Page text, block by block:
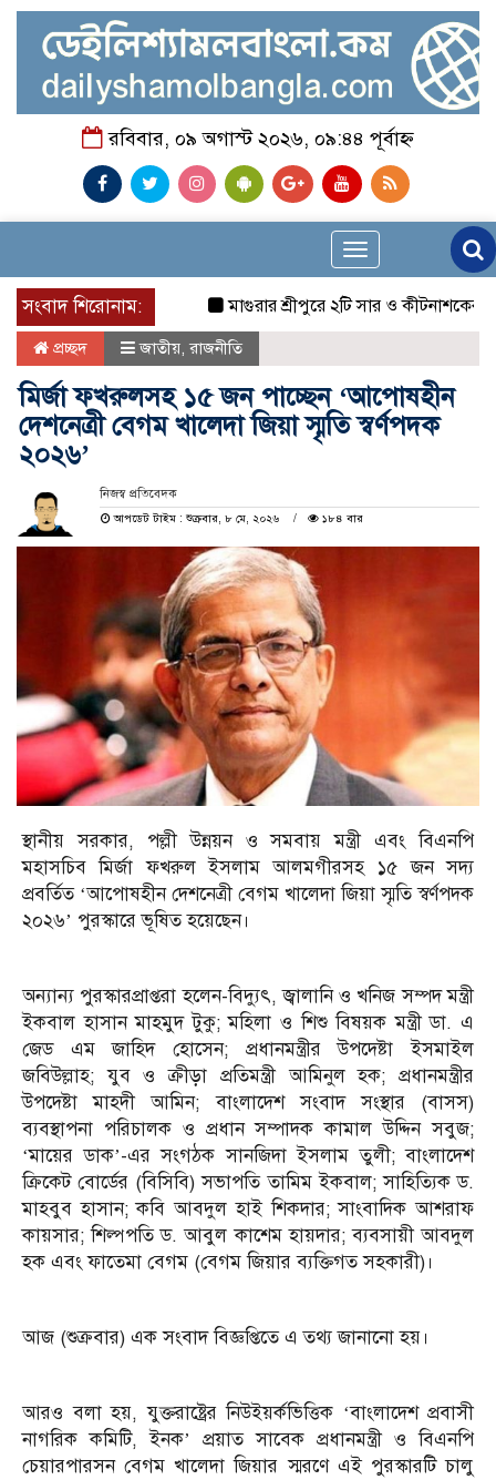
রবিবার, ০৯ অগাস্ট ২০২৬, ০৯:৪৪ পূর্বাহ্ন
Toggle
navigation
সংবাদ শিরোনাম:
মাগুরার শ্রীপুরে ২টি সার ও কীটনাশকের দোকানে
প্রচ্ছদ জাতীয়, রাজনীতি
মির্জা ফখরুলসহ ১৫ জন পাচ্ছেন ‘আপোষহীন
দেশনেত্রী বেগম খালেদা জিয়া স্মৃতি স্বর্ণপদক
২০২৬’
নিজস্ব প্রতিবেদক
আপডেট টাইম : শুক্রবার, ৮ মে, ২০২৬
১৮৪ বার
স্থানীয় সরকার, পল্লী উন্নয়ন ও সমবায় মন্ত্রী এবং বিএনপি
মহাসচিব মির্জা ফখরুল ইসলাম আলমগীরসহ ১৫ জন সদ্য
প্রবর্তিত ‘আপোষহীন দেশনেত্রী বেগম খালেদা জিয়া স্মৃতি স্বর্ণপদক
২০২৬’ পুরস্কারে ভূষিত হয়েছেন।
অন্যান্য পুরস্কারপ্রাপ্তরা হলেন-বিদ্যুৎ, জ্বালানি ও খনিজ সম্পদ মন্ত্রী
ইকবাল হাসান মাহমুদ টুকু; মহিলা ও শিশু বিষয়ক মন্ত্রী ডা. এ
জেড এম জাহিদ হোসেন; প্রধানমন্ত্রীর উপদেষ্টা ইসমাইল
জবিউল্লাহ; যুব ও ক্রীড়া প্রতিমন্ত্রী আমিনুল হক; প্রধানমন্ত্রীর
উপদেষ্টা মাহদী আমিন; বাংলাদেশ সংবাদ সংস্থার (বাসস)
ব্যবস্থাপনা পরিচালক ও প্রধান সম্পাদক কামাল উদ্দিন সবুজ;
‘মায়ের ডাক’-এর সংগঠক সানজিদা ইসলাম তুলী; বাংলাদেশ
ক্রিকেট বোর্ডের (বিসিবি) সভাপতি তামিম ইকবাল; সাহিত্যিক ড.
মাহবুব হাসান; কবি আবদুল হাই শিকদার; সাংবাদিক আশরাফ
কায়সার; শিল্পপতি ড. আবুল কাশেম হায়দার; ব্যবসায়ী আবদুল
হক এবং ফাতেমা বেগম (বেগম জিয়ার ব্যক্তিগত সহকারী)।
আজ (শুক্রবার) এক সংবাদ বিজ্ঞপ্তিতে এ তথ্য জানানো হয়।
আরও বলা হয়, যুক্তরাষ্ট্রের নিউইয়র্কভিত্তিক ‘বাংলাদেশ প্রবাসী
নাগরিক কমিটি, ইনক’ প্রয়াত সাবেক প্রধানমন্ত্রী ও বিএনপি
চেয়ারপারসন বেগম খালেদা জিয়ার স্মরণে এই পুরস্কারটি চালু